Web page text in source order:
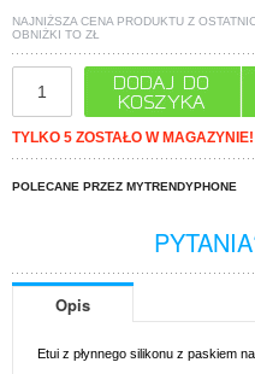
NAJNIŻSZA CENA PRODUKTU Z
OBNIŻKI TO ZŁ
TYLKO 5 ZOSTAŁO W MAGAZYNIE!
POLECANE PRZEZ MYTRENDYPHONE
Opis
Etui z płynnego silikonu z paskiem